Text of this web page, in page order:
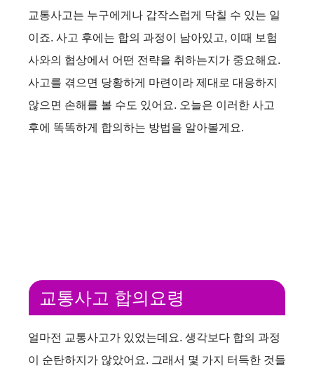
교통사고는 누구에게나 갑작스럽게 닥칠 수 있는 일
이죠. 사고 후에는 합의 과정이 남아있고, 이때 보험
사와의 협상에서 어떤 전략을 취하는지가 중요해요.
사고를 겪으면 당황하게 마련이라 제대로 대응하지
않으면 손해를 볼 수도 있어요. 오늘은 이러한 사고
후에 똑똑하게 합의하는 방법을 알아볼게요.
교통사고 합의요령
얼마전 교통사고가 있었는데요. 생각보다 합의 과정
이 순탄하지가 않았어요. 그래서 몇 가지 터득한 것들